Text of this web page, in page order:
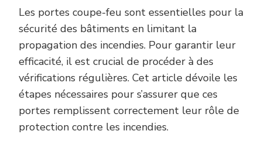
Les portes coupe-feu sont essentielles pour la
sécurité des bâtiments en limitant la
propagation des incendies. Pour garantir leur
efficacité, il est crucial de procéder à des
vérifications régulières. Cet article dévoile les
étapes nécessaires pour s’assurer que ces
portes remplissent correctement leur rôle de
protection contre les incendies.